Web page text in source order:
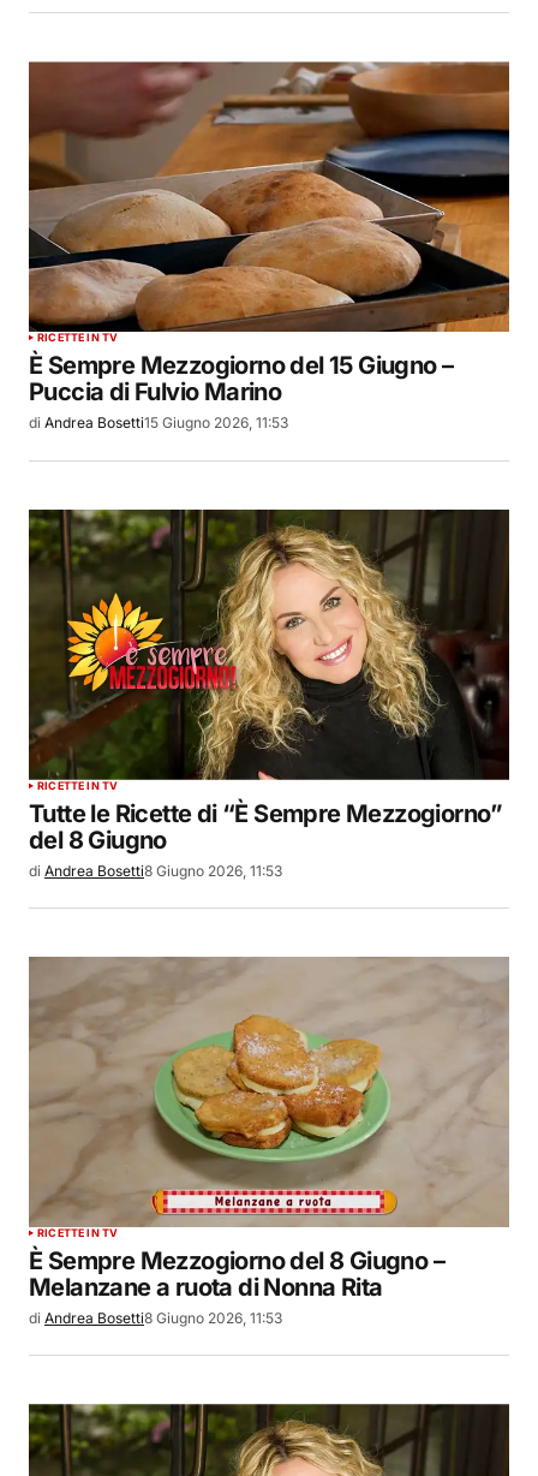
RICETTE IN TV
È Sempre Mezzogiorno del 15 Giugno –
Puccia di Fulvio Marino
di Andrea Bosetti15 Giugno 2026, 11:53
RICETTE IN TV
Tutte le Ricette di “È Sempre Mezzogiorno”
del 8 Giugno
di Andrea Bosetti8 Giugno 2026, 11:53
RICETTE IN TV
È Sempre Mezzogiorno del 8 Giugno –
Melanzane a ruota di Nonna Rita
di Andrea Bosetti8 Giugno 2026, 11:53